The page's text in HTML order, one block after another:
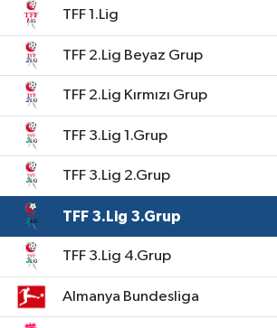
TFF 1.Lig
TFF 2.Lig Beyaz Grup
TFF 2.Lig Kırmızı Grup
TFF 3.Lig 1.Grup
TFF 3.Lig 2.Grup
TFF 3.Lig 3.Grup
TFF 3.Lig 4.Grup
Almanya Bundesliga